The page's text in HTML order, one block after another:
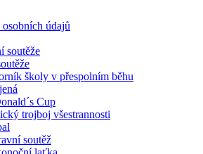
údajů
soutěže
školy v přespolním běhu
Cup
trojboj všestrannosti
soutěž